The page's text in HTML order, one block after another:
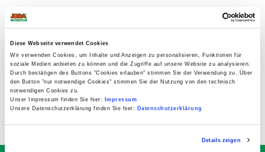
Diese Webseite verwendet Cookies
Wir verwenden Cookies, um Inhalte und Anzeigen zu personalisieren, Funktionen für
soziale Medien anbieten zu können und die Zugriffe auf unsere Website zu analysieren.
Durch bestätigen des Buttons "Cookies erlauben" stimmen Sie der Verwendung zu. Über
den Button "nur notwendige Cookies" stimmen Sie der Nutzung von den technisch
notwendigen Cookies zu.
Unser Impressum finden Sie hier: Impressum
Unsere Datenschutzerklärung finden Sie hier: Datenschutzerklärung
Details zeigen